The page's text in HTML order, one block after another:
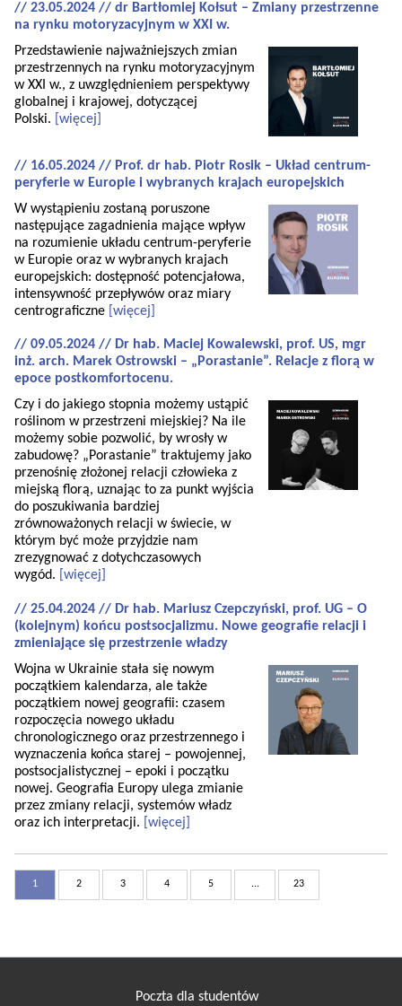
// 23.05.2024 // dr Bartłomiej Kołsut – Zmiany przestrzenne
na rynku motoryzacyjnym w XXI w.
Przedstawienie najważniejszych zmian
przestrzennych na rynku motoryzacyjnym
w XXI w., z uwzględnieniem perspektywy
globalnej i krajowej, dotyczącej
Polski.
[więcej]
// 16.05.2024 // Prof. dr hab. Piotr Rosik – Układ centrum-
peryferie w Europie i wybranych krajach europejskich
W wystąpieniu zostaną poruszone
następujące zagadnienia mające wpływ
na rozumienie układu centrum-peryferie
w Europie oraz w wybranych krajach
europejskich: dostępność potencjałowa,
intensywność przepływów oraz miary
centrograficzne [więcej]
// 09.05.2024 // Dr hab. Maciej Kowalewski, prof. US, mgr
inż. arch. Marek Ostrowski – „Porastanie”. Relacje z florą w
epoce postkomfortocenu.
Czy i do jakiego stopnia możemy ustąpić
roślinom w przestrzeni miejskiej? Na ile
możemy sobie pozwolić, by wrosły w
zabudowę? „Porastanie” traktujemy jako
przenośnię złożonej relacji człowieka z
miejską florą, uznając to za punkt wyjścia
do poszukiwania bardziej
zrównoważonych relacji w świecie, w
którym być może przyjdzie nam
zrezygnować z dotychczasowych
wygód.
[więcej]
// 25.04.2024 // Dr hab. Mariusz Czepczyński, prof. UG – O
(kolejnym) końcu postsocjalizmu. Nowe geografie relacji i
zmieniające się przestrzenie władzy
Wojna w Ukrainie stała się nowym
początkiem kalendarza, ale także
początkiem nowej geografii: czasem
rozpoczęcia nowego układu
chronologicznego oraz przestrzennego i
wyznaczenia końca starej – powojennej,
postsocjalistycznej – epoki i początku
nowej. Geografia Europy ulega zmianie
przez zmiany relacji, systemów władz
oraz ich interpretacji.
[więcej]
1 2 3 4 5 ... 23
Poczta dla studentów